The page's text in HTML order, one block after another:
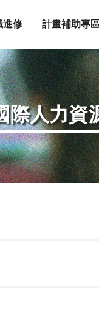
進修 計畫補助專
際人力資